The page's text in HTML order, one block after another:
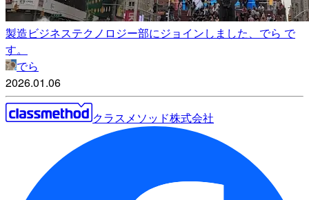
製造ビジネステクノロジー部にジョインしました、でら で
す。
でら
2026.01.06
クラスメソッド株式会社